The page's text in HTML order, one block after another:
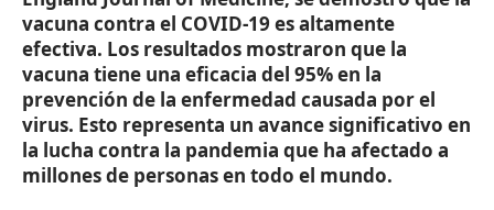
vacuna contra el COVID-19 es altamente
efectiva. Los resultados mostraron que la
vacuna tiene una eficacia del 95% en la
prevención de la enfermedad causada por el
virus. Esto representa un avance significativo en
la lucha contra la pandemia que ha afectado a
millones de personas en todo el mundo.